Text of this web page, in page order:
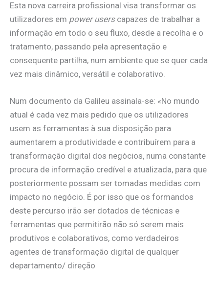
Esta nova carreira profissional visa transformar os
utilizadores em power userscapazes de trabalhar a
informação em todo o seu fluxo, desde a recolha e o
tratamento, passando pela apresentação e
consequente partilha, num ambiente que se quer cada
vez mais dinâmico, versátil e colaborativo.
Num documento da Galileu assinala-se: «No mundo
atual é cada vez mais pedido que os utilizadores
usem as ferramentas à sua disposição para
aumentarem a produtividade e contribuírem para a
transformação digital dos negócios, numa constante
procura de informação credível e atualizada, para que
posteriormente possam ser tomadas medidas com
impacto no negócio. É por isso que os formandos
deste percurso irão ser dotados de técnicas e
ferramentas que permitirão não só serem mais
produtivos e colaborativos, como verdadeiros
agentes de transformação digital de qualquer
departamento/ direção